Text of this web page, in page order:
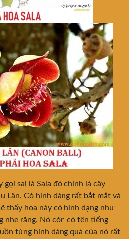
gọi sai là Sala đó chính là cây
Lân. Có hình dáng rất bắt mắt và
thấy hoa này có hình dạng như
nhe răng. Nó còn có tên tiếng
từng hính dáng quả của nó rất